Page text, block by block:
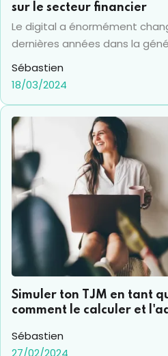
sur le secteur financier
Le digital a énormément
dernières années dans la
particulier dans le domaine de
pourvoyeur (et surtout gros
de lead online, et les leviers
Sébastien
18/03/2024
Simuler ton TJM en tant
comment le calculer et
Sébastien
27/02/2024